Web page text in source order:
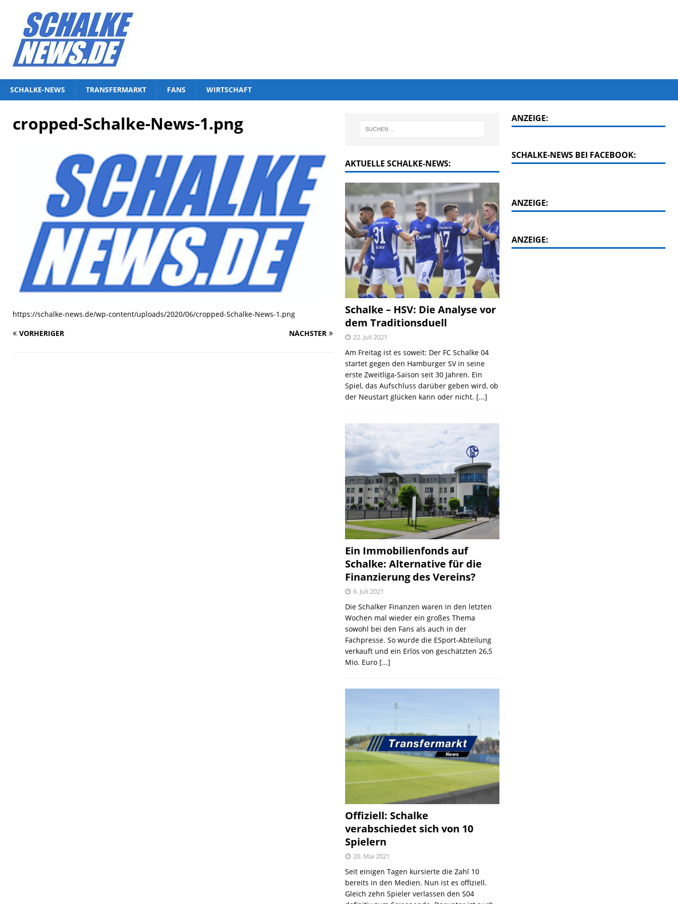
SCHALKE-NEWS TRANSFERMARKT FANS WIRTSCHAFT
cropped-Schalke-News-1.png
https://schalke-news.de/wp-content/uploads/2020/06/cropped-Schalke-News-1.png
VORHERIGER
NÄCHSTER
AKTUELLE SCHALKE-NEWS:
Schalke – HSV: Die Analyse vor
dem Traditionsduell
22. Juli 2021
Am Freitag ist es soweit: Der FC Schalke 04
startet gegen den Hamburger SV in seine
erste Zweitliga-Saison seit 30 Jahren. Ein
Spiel, das Aufschluss darüber geben wird, ob
der Neustart glücken kann oder nicht. [...]
Ein Immobilienfonds auf
Schalke: Alternative für die
Finanzierung des Vereins?
6. Juli 2021
Die Schalker Finanzen waren in den letzten
Wochen mal wieder ein großes Thema
sowohl bei den Fans als auch in der
Fachpresse. So wurde die ESport-Abteilung
verkauft und ein Erlös von geschätzten 26,5
Mio. Euro [...]
Offiziell: Schalke
verabschiedet sich von 10
Spielern
20. Mai 2021
Seit einigen Tagen kursierte die Zahl 10
bereits in den Medien. Nun ist es offiziell.
Gleich zehn Spieler verlassen den S04
ANZEIGE:
SCHALKE-NEWS BEI FACEBOOK:
ANZEIGE:
ANZEIGE: